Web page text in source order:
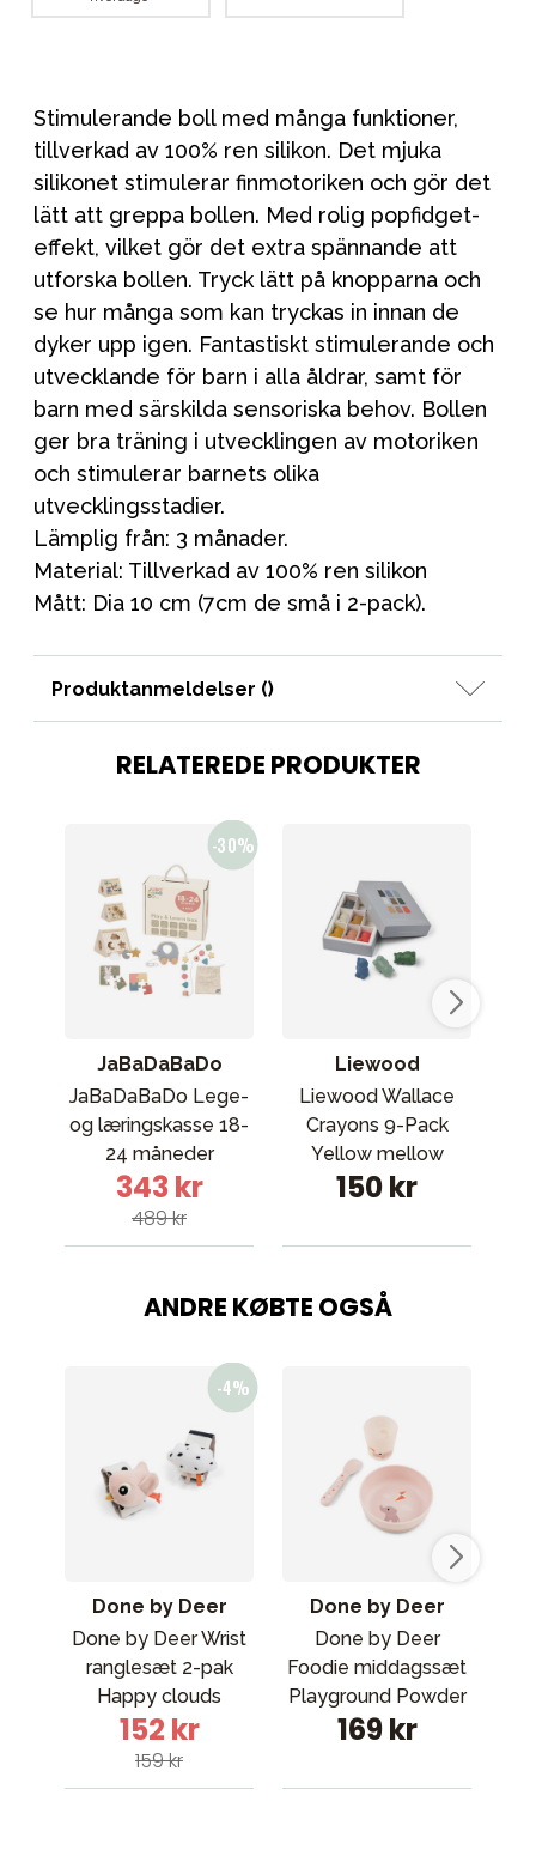
Stimulerande boll med många funktioner,
tillverkad av 100% ren silikon. Det mjuka
silikonet stimulerar finmotoriken och gör det
lätt att greppa bollen. Med rolig popfidget-
effekt, vilket gör det extra spännande att
utforska bollen. Tryck lätt på knopparna och
se hur många som kan tryckas in innan de
dyker upp igen. Fantastiskt stimulerande och
utvecklande för barn i alla åldrar, samt för
barn med särskilda sensoriska behov. Bollen
ger bra träning i utvecklingen av motoriken
och stimulerar barnets olika
utvecklingsstadier.
Lämplig från: 3 månader.
Material: Tillverkad av 100% ren silikon
Mått: Dia 10 cm (7cm de små i 2-pack).
Produktanmeldelser ()
RELATEREDE PRODUKTER
JaBaDaBaDo
JaBaDaBaDo Lege-
og læringskasse 18-
24 måneder
343 kr
489 kr
Liewood
Liewood Wallace
Crayons 9-Pack
Yellow mellow
multimix
150 kr
ANDRE KØBTE OGSÅ
Done by Deer
Done by Deer Wrist
ranglesæt 2-pak
Happy clouds
Powder
152 kr
159 kr
Done by Deer
Done by Deer
Foodie middagssæt
Playground Powder
169 kr